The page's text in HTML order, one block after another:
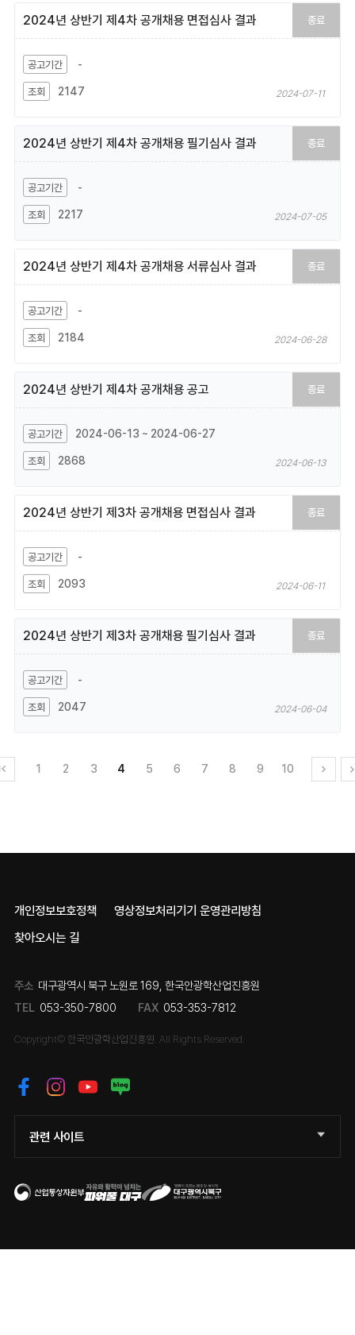
2024년 상반기 제4차 공개채용 면접심사 결과
-
2024-07-11
종료
2147
2024년 상반기 제4차 공개채용 필기심사 결과
-
2024-07-05
종료
2217
2024년 상반기 제4차 공개채용 서류심사 결과
-
2024-06-28
종료
2184
2024년 상반기 제4차 공개채용 공고
2024-06-13 ~ 2024-06-27
2024-06-13
종료
2868
2024년 상반기 제3차 공개채용 면접심사 결과
-
2024-06-11
종료
2093
2024년 상반기 제3차 공개채용 필기심사 결과
-
2024-06-04
종료
2047
1 2 3 4 5 6 7 8 9 10
개인정보보호정책
영상정보처리기기 운영관리방침
찾아오시는 길
주소 대구광역시 북구 노원로 169, 한국안광학산업진흥원
TEL 053-350-7800 FAX 053-353-7812
Copyright© 한국안광학산업진흥원. All Rights Reserved.
관련 사이트